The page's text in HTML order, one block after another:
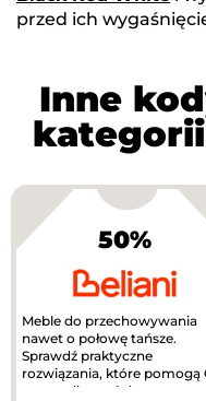
przed ich
Inne
50%
Meble do przechowywania
nawet o połowę tańsze.
Sprawdź praktyczne
rozwiązania, które pomogą
uporządkować dom.